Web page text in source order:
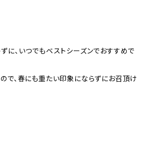
に、いつでもベストシーズンでおすすめで
で、春にも重たい印象にならずにお召頂け